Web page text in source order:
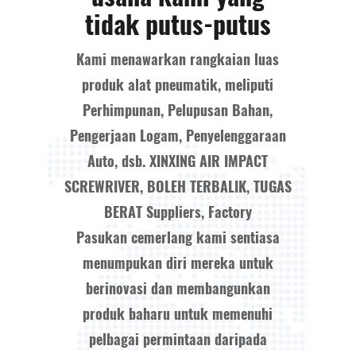
tidak putus-putus
Kami menawarkan rangkaian luas
produk alat pneumatik, meliputi
Perhimpunan, Pelupusan Bahan,
Pengerjaan Logam, Penyelenggaraan
Auto, dsb.XINXING AIR IMPACT
SCREWRIVER, BOLEH TERBALIK, TUGAS
BERAT Suppliers, Factory
Pasukan cemerlang kami sentiasa
menumpukan diri mereka untuk
berinovasi dan membangunkan
produk baharu untuk memenuhi
pelbagai permintaan daripada